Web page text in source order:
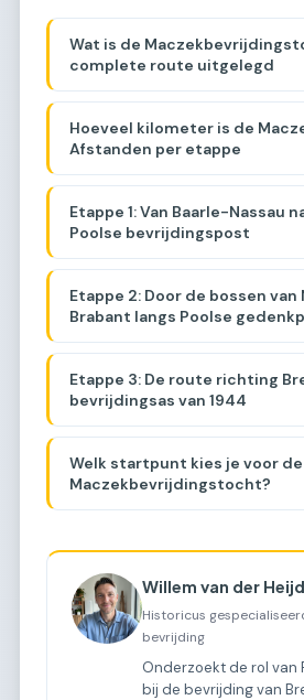
Wat is de
complete route uitgelegd
Hoeveel kilometer is de
Afstanden per etappe
Etappe 1: Van Baarle-Nassau
Poolse bevrijdingspost
Etappe 2: Door de bossen
Brabant langs Poolse
Etappe 3: De route richting
bevrijdingsas van 1944
Welk startpunt kies je voor de
Maczekbevrijdingstocht?
Willem van der
Historicus
bevrijding
Onderzoekt de rol van
bij de bevrijding van